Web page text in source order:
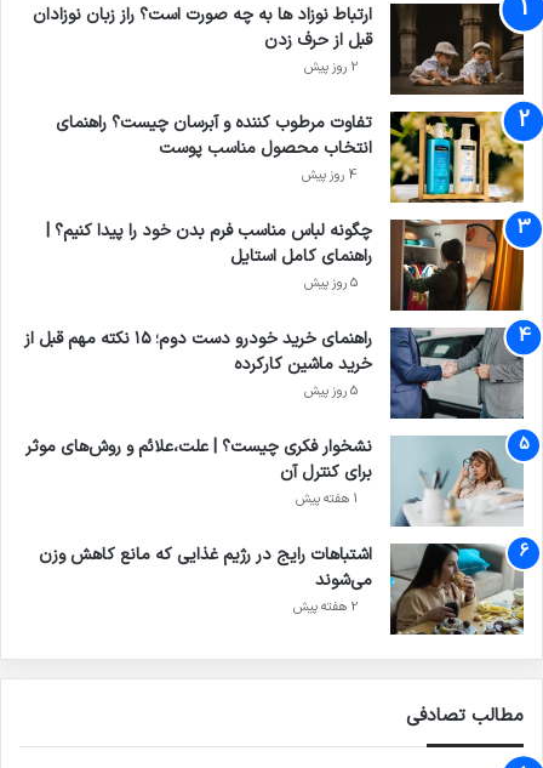
ارتباط نوزاد ها به چه صورت است؟ راز زبان نوزادان
قبل از حرف زدن
2 روز پیش
تفاوت مرطوب کننده و آبرسان چیست؟ راهنمای
انتخاب محصول مناسب پوست
4 روز پیش
چگونه لباس مناسب فرم بدن خود را پیدا کنیم؟ |
راهنمای کامل استایل
5 روز پیش
راهنمای خرید خودرو دست دوم؛ ۱۵ نکته مهم قبل از
خرید ماشین کارکرده
5 روز پیش
نشخوار فکری چیست؟ | علت،علائم و روش‌های موثر
برای کنترل آن
1 هفته پیش
اشتباهات رایج در رژیم غذایی که مانع کاهش وزن
می‌شوند
2 هفته پیش
مطالب تصادفی